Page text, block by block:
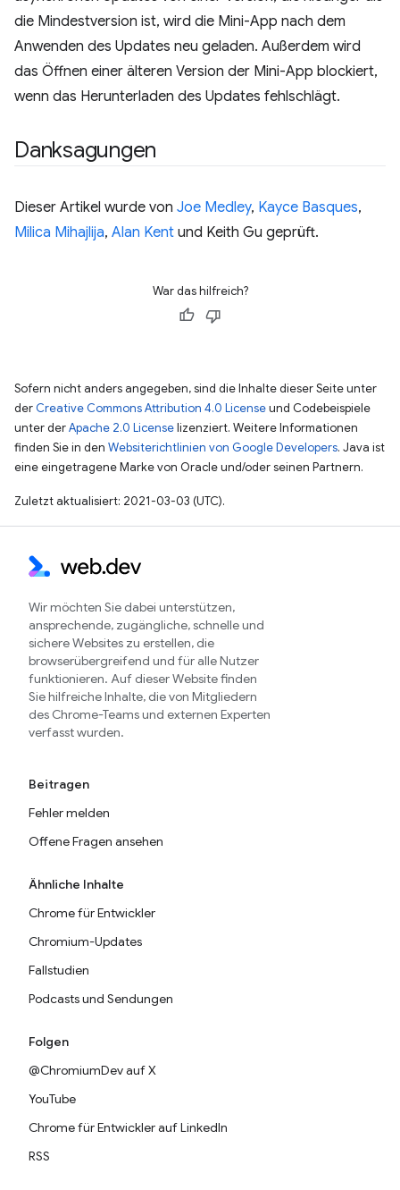
die Mindestversion ist, wird die Mini-App nach dem
Anwenden des Updates neu geladen. Außerdem wird
das Öffnen einer älteren Version der Mini-App blockiert,
wenn das Herunterladen des Updates fehlschlägt.
Danksagungen
Dieser Artikel wurde von Joe Medley, Kayce Basques,
Milica Mihajlija, Alan Kent und Keith Gu geprüft.
War das hilfreich?
Sofern nicht anders angegeben, sind die Inhalte dieser Seite unter
der Creative Commons Attribution 4.0 Licenseund Codebeispiele
unter derApache 2.0 Licenselizenziert. Weitere Informationen
finden Sie in den Websiterichtlinien von Google Developers. Java ist
eine eingetragene Marke von Oracle und/oder seinen Partnern.
Zuletzt aktualisiert: 2021-03-03 (UTC).
Wir möchten Sie dabei unterstützen,
ansprechende, zugängliche, schnelle und
sichere Websites zu erstellen, die
browserübergreifend und für alle Nutzer
funktionieren. Auf dieser Website finden
Sie hilfreiche Inhalte, die von Mitgliedern
des Chrome-Teams und externen Experten
verfasst wurden.
Beitragen
Fehler melden
Offene Fragen ansehen
Ähnliche Inhalte
Chrome für Entwickler
Chromium-Updates
Fallstudien
Podcasts und Sendungen
Folgen
@ChromiumDev auf X
YouTube
Chrome für Entwickler auf LinkedIn
RSS